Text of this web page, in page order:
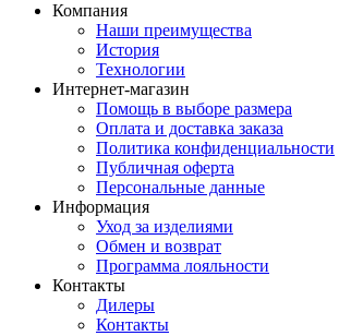
Компания
Наши преимущества
История
Технологии
Интернет-магазин
Помощь в выборе размера
Оплата и доставка заказа
Политика конфиденциальности
Публичная оферта
Персональные данные
Информация
Уход за изделиями
Обмен и возврат
Программа лояльности
Контакты
Дилеры
Контакты